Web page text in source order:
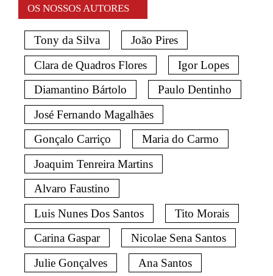
OS NOSSOS AUTORES
Tony da Silva
João Pires
Clara de Quadros Flores
Igor Lopes
Diamantino Bártolo
Paulo Dentinho
José Fernando Magalhães
Gonçalo Carriço
Maria do Carmo
Joaquim Tenreira Martins
Alvaro Faustino
Luis Nunes Dos Santos
Tito Morais
Carina Gaspar
Nicolae Sena Santos
Julie Gonçalves
Ana Santos